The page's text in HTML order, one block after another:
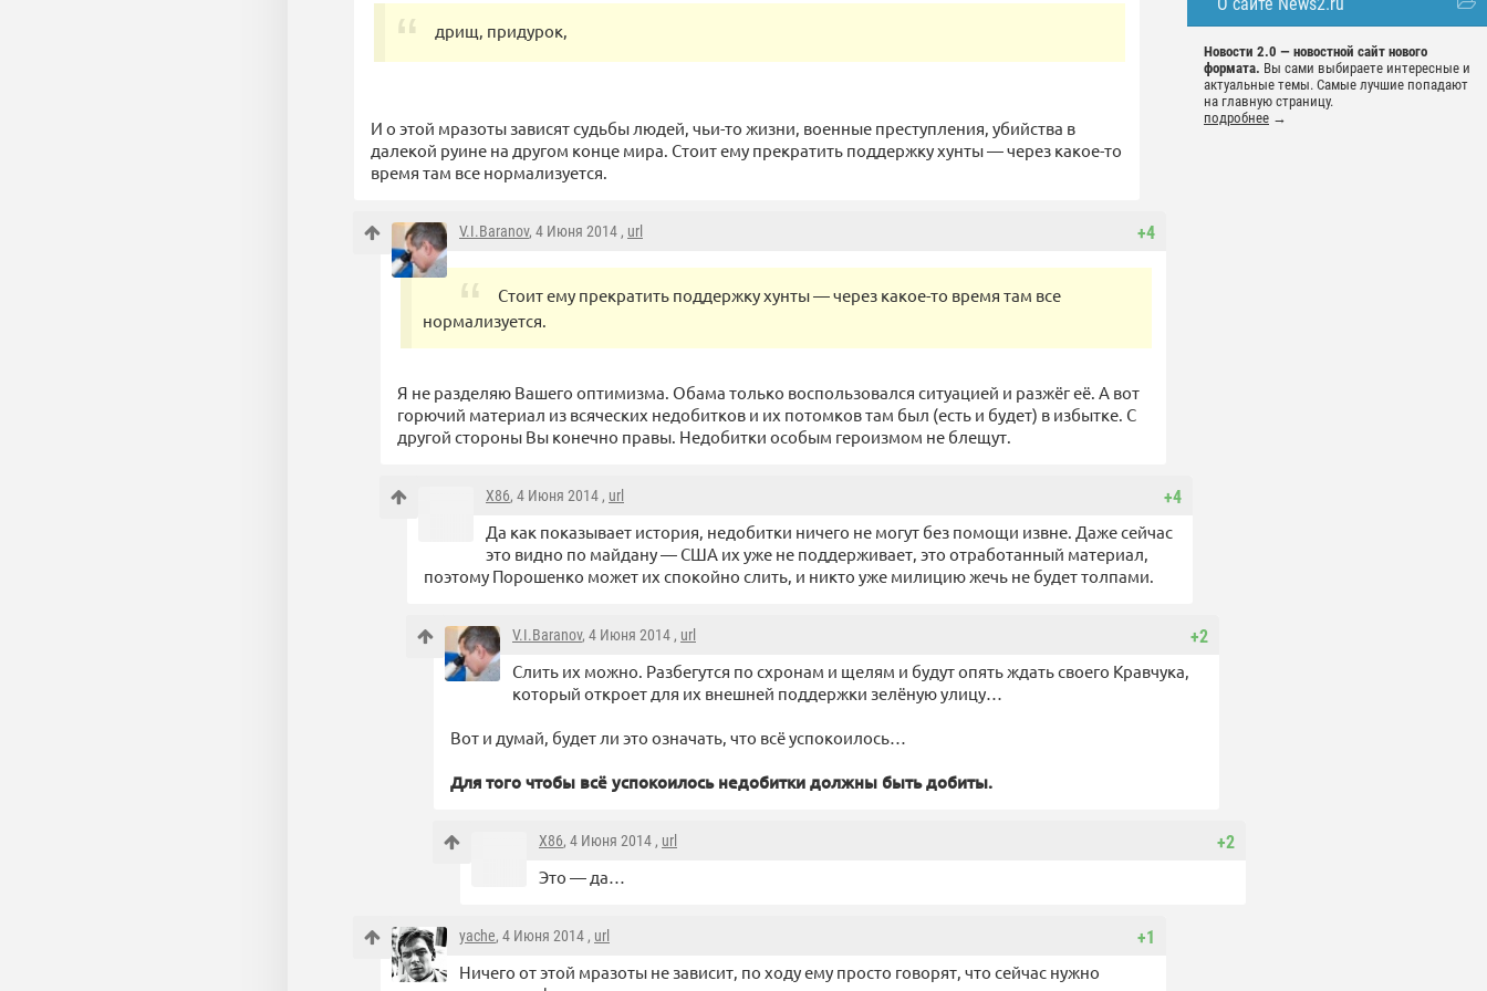
Новости 2.0 — новостной сайт нового
формата. Вы сами выбираете интересные и
актуальные темы. Самые лучшие попадают
на главную страницу.
подробнее →
дрищ, придурок,
И о этой мразоты зависят судьбы людей, чьи-то жизни, военные преступления, убийства в
далекой руине на другом конце мира. Стоит ему прекратить поддержку хунты — через какое-то
время там все нормализуется.
+4
V.I.Baranov, 4 Июня 2014 , url
Стоит ему прекратить поддержку хунты — через какое-то время там все
нормализуется.
Я не разделяю Вашего оптимизма. Обама только воспользовался ситуацией и разжёг её. А вот
горючий материал из всяческих недобитков и их потомков там был (есть и будет) в избытке. С
другой стороны Вы конечно правы. Недобитки особым героизмом не блещут.
+4
X86, 4 Июня 2014 , url
Да как показывает история, недобитки ничего не могут без помощи извне. Даже сейчас
это видно по майдану — США их уже не поддерживает, это отработанный материал,
поэтому Порошенко может их спокойно слить, и никто уже милицию жечь не будет толпами.
+2
V.I.Baranov, 4 Июня 2014 , url
Слить их можно. Разбегутся по схронам и щелям и будут опять ждать своего Кравчука,
который откроет для их внешней поддержки зелёную улицу…
Вот и думай, будет ли это означать, что всё успокоилось…
Для того чтобы всё успокоилось недобитки должны быть добиты.
+2
X86, 4 Июня 2014 , url
Это — да…
+1
yache, 4 Июня 2014 , url
Ничего от этой мразоты не зависит, по ходу ему просто говорят, что сейчас нужно